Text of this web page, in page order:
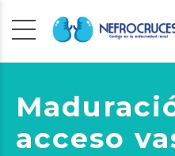
acceso